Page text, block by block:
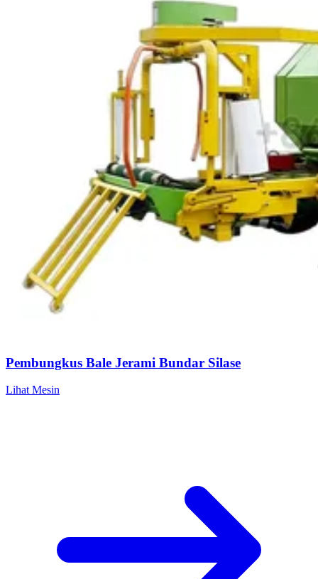
Pembungkus Bale Jerami Bundar Silase
Lihat Mesin